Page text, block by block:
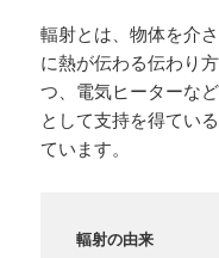
輻射とは、物体を介
に熱が伝わる伝わり
つ、電気ヒーターな
として支持を得てい
ています。
輻射の由来